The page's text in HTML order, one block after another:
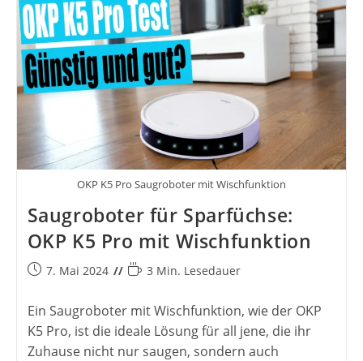
OKP K5 Pro Saugroboter mit Wischfunktion
Saugroboter für Sparfüchse:
OKP K5 Pro mit Wischfunktion
Beitrag7. Mai 2024 Lesedauer:
3 Min. Lesedauer
Ein Saugroboter mit Wischfunktion, wie der OKP
K5 Pro, ist die ideale Lösung für all jene, die ihr
Zuhause nicht nur saugen, sondern auch